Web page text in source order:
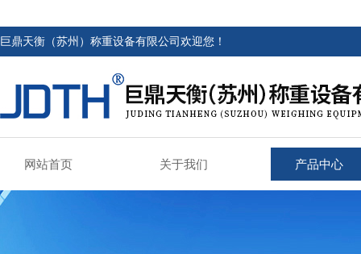
巨鼎天衡（苏州）称重设备有限公司欢迎您！
网站首页 关于我们 产品中心